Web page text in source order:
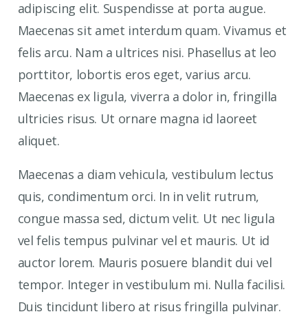
adipiscing elit. Suspendisse at porta augue.
Maecenas sit amet interdum quam. Vivamus et
felis arcu. Nam a ultrices nisi. Phasellus at leo
porttitor, lobortis eros eget, varius arcu.
Maecenas ex ligula, viverra a dolor in, fringilla
ultricies risus. Ut ornare magna id laoreet
aliquet.
Maecenas a diam vehicula, vestibulum lectus
quis, condimentum orci. In in velit rutrum,
congue massa sed, dictum velit. Ut nec ligula
vel felis tempus pulvinar vel et mauris. Ut id
auctor lorem. Mauris posuere blandit dui vel
tempor. Integer in vestibulum mi. Nulla facilisi.
Duis tincidunt libero at risus fringilla pulvinar.